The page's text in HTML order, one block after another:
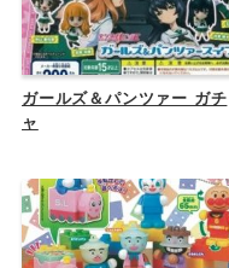
ガールズ＆パンツァー ガチ
ャ